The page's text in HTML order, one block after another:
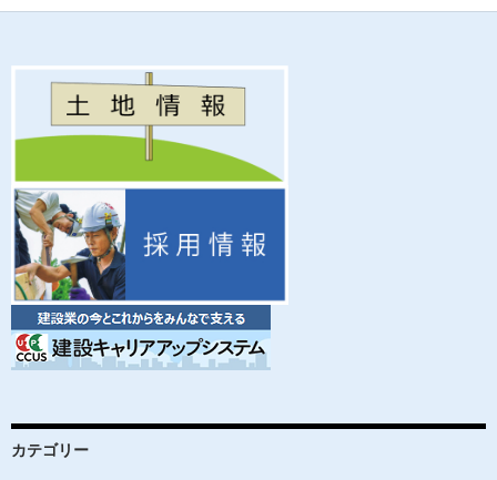
b
o
o
k
er
カテゴリー